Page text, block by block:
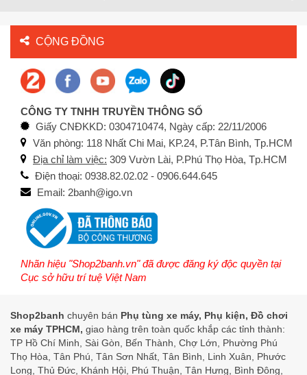
CỘNG ĐỒNG
CÔNG TY TNHH TRUYỀN THÔNG SỐ
Giấy CNĐKKD: 0304710474, Ngày cấp: 22/11/2006
Văn phòng: 118 Nhất Chi Mai, KP.24, P.Tân Bình, Tp.HCM
Địa chỉ làm việc: 309 Vườn Lài, P.Phú Thọ Hòa, Tp.HCM
Điện thoại: 0938.82.02.02 - 0906.644.645
Email: 2banh@igo.vn
Nhãn hiệu "Shop2banh.vn" đã được đăng ký độc quyền tại
Cục sở hữu trí tuệ Việt Nam
Shop2banh chuyên bán Phụ tùng xe máy, Phụ kiện, Đồ chơi
xe máy TPHCM, giao hàng trên toàn quốc khắp các tỉnh thành:
TP Hồ Chí Minh, Sài Gòn, Bến Thành, Chợ Lớn, Phường Phú
Thọ Hòa, Tân Phú, Tân Sơn Nhất, Tân Bình, Linh Xuân, Phước
Long, Thủ Đức, Khánh Hội, Phú Thuận, Tân Hưng, Bình Đông,